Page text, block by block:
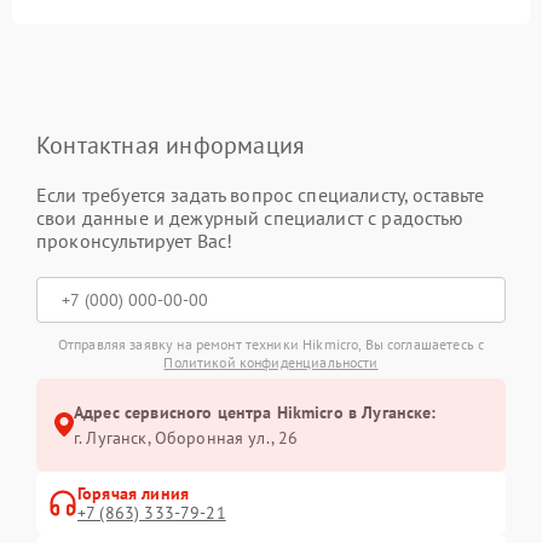
Контактная информация
Если требуется задать вопрос специалисту, оставьте
свои данные и дежурный специалист с радостью
проконсультирует Вас!
Отправляя заявку на ремонт техники Hikmicro, Вы соглашаетесь с
Политикой конфиденциальности
Адрес сервисного центра Hikmicro в Луганске:
г. Луганск, Оборонная ул., 26
Горячая линия
+7 (863) 333-79-21